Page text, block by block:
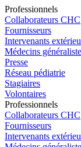
Professionnels
Collaborateurs CHC
Fournisseurs
Intervenants
Médecins
Presse
Réseau pédiatrie
Stagiaires
Volontaires
Professionnels
Collaborateurs CHC
Fournisseurs
Intervenants